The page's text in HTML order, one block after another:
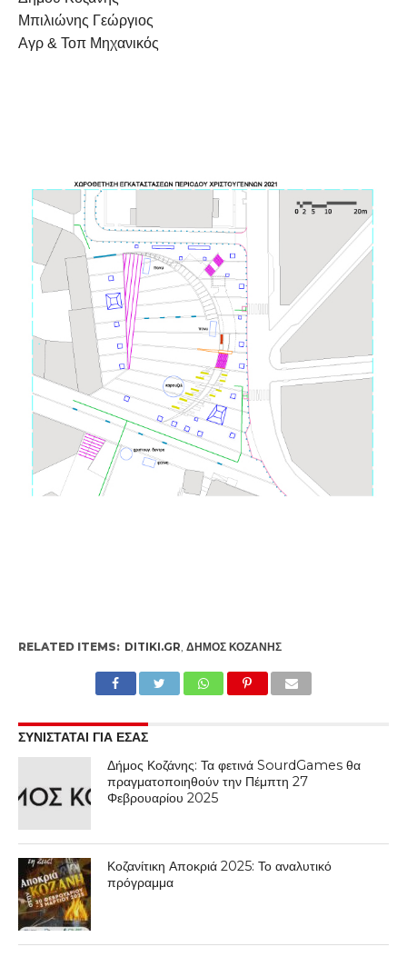
Μπιλιώνης Γεώργιος
Αγρ & Τοπ Μηχανικός
RELATED ITEMS: DITIKI.GR ΔΉΜΟΣ ΚΟΖΆΝΗΣ
ΣΥΝΙΣΤΑΤΑΙ ΓΙΑ ΕΣΑΣ
Δήμος Κοζάνης: Τα φετινά SourdGames θα
πραγματοποιηθούν την Πέμπτη 27
Φεβρουαρίου 2025
Κοζανίτικη Αποκριά 2025: Το αναλυτικό
πρόγραμμα